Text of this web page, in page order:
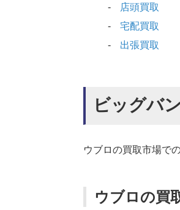
店頭買取
宅配買取
出張買取
ビッグバ
ウブロの買取市場で
ウブロの買